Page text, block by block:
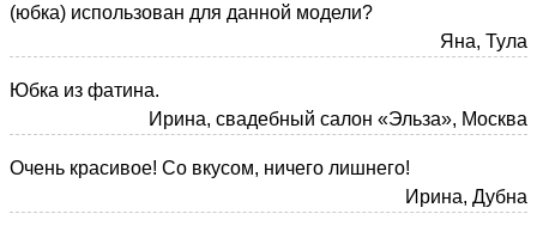
(юбка) использован для данной модели?
Яна, Тула
Юбка из фатина.
Ирина, свадебный салон «Эльза», Москва
Очень красивое! Со вкусом, ничего лишнего!
Ирина, Дубна